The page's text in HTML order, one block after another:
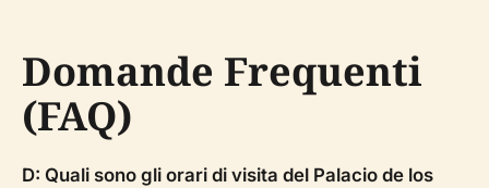
Domande Frequenti
(FAQ)
D: Quali sono gli orari di visita del Palacio de los